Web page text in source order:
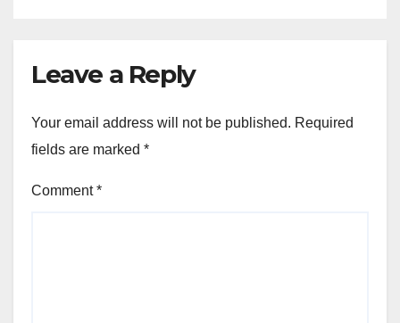
Leave a Reply
Your email address will not be published. Required
fields are marked *
Comment*